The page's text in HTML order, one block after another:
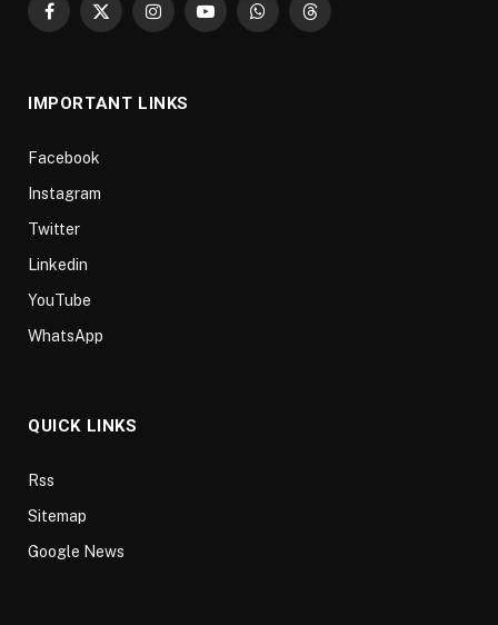
Facebook
X
InstagramYouTubeWhatsAppThreads
IMPORTANT LINKS
Facebook
Instagram
Twitter
Linkedin
YouTube
WhatsApp
QUICK LINKS
Rss
Sitemap
Google News